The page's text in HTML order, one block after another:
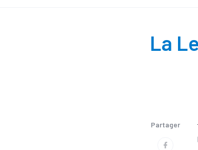
La
Partager